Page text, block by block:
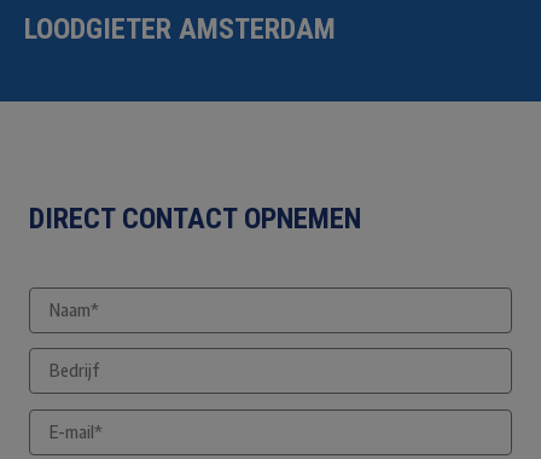
LOODGIETER AMSTERDAM
DIRECT CONTACT OPNEMEN